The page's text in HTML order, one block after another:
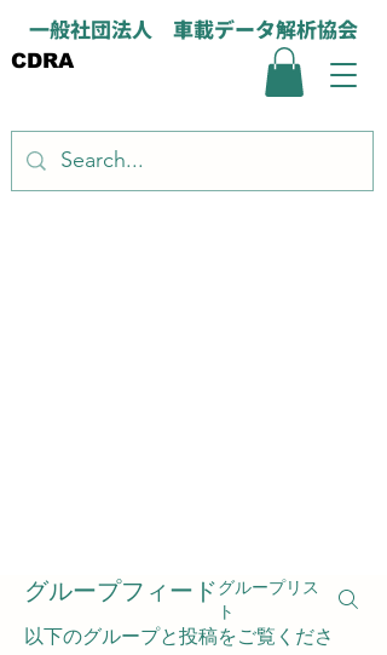
一般社団法人 車載データ解析協会
CDRA
グループフィードグループリス
ト
以下のグループと投稿をご覧くださ